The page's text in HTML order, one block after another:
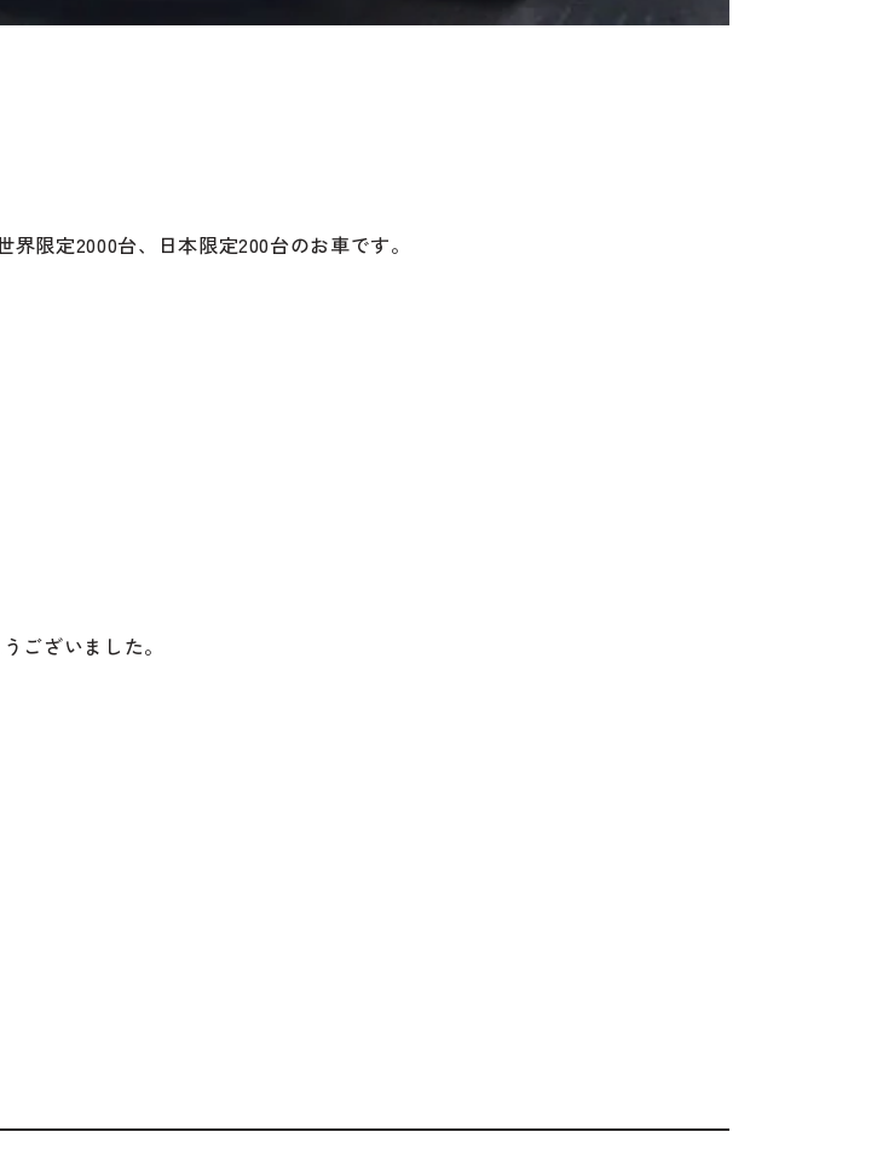
限定2000台、日本限定200台のお車です。
ございました。